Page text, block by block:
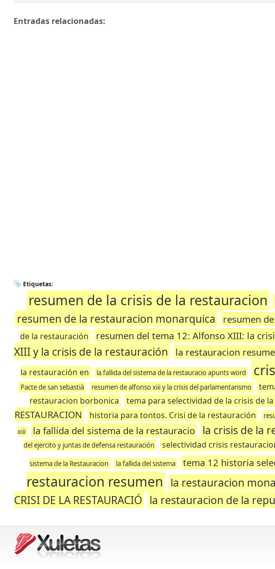
Entradas relacionadas:
Etiquetas:
resumen de la crisis de la restauracion
resumen de la restauracion monarquica resumen
de la restauración
resumen del tema 12: Alfonso XIII: la
XIII y la crisis de la restauración
la restauracion
la restauración en
la fallida del sistema de la restauracio apunts word
Pacte de san sebastià resumen de alfonso xiii y la crisis del parlamentarismo
restauracion borbonica
tema para selectividad de la crisis de
RESTAURACION
historia para tontos. Crisi de la restauración
xiii
la fallida del sistema de la restauracio la crisis de la
del ejercito y juntas de defensa restauración
selectividad crisis
sistema de la Restauracion la fallida del sistema tema 12 historia
restauracion resumen la restauracion
CRISI DE LA RESTAURACIÓ la restauracion de la